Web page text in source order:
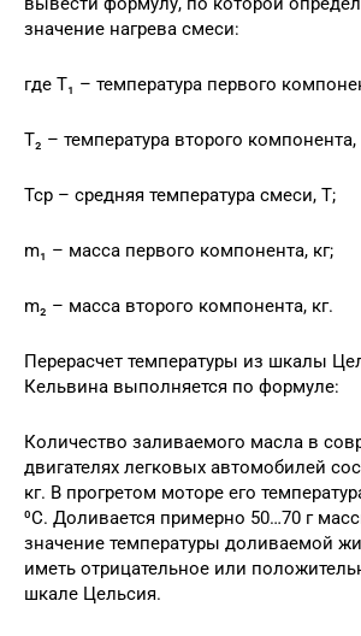
значение нагрева смеси:
где Т₁ – температура первого
Т₂ – температура второго компонента,
Тср – средняя температура смеси, Т;
m₁ – масса первого компонента, кг;
m₂ – масса второго компонента, кг.
Перерасчет температуры из шкалы
Кельвина выполняется по формуле:
Количество заливаемого масла в
двигателях легковых автомобилей
кг. В прогретом моторе его
⁰С. Доливается примерно 50…70 г
значение температуры доливаемой
иметь отрицательное или
шкале Цельсия.